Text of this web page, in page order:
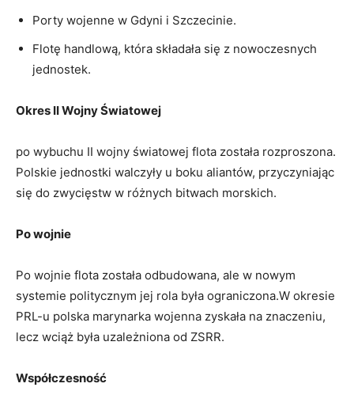
Porty wojenne w Gdyni i ⁤Szczecinie.
Flotę handlową, która składała się‍ z nowoczesnych
jednostek.
Okres II Wojny Światowej
po wybuchu ​II wojny światowej flota została rozproszona.
Polskie jednostki walczyły u boku aliantów, ‍przyczyniając
się do zwycięstw w różnych bitwach​ morskich.
Po wojnie
Po wojnie flota została odbudowana, ale ⁣w ⁣nowym ​
systemie ‌politycznym jej rola była ograniczona.W okresie
PRL-u polska marynarka wojenna zyskała na⁤ znaczeniu,‌
lecz wciąż była uzależniona od⁣ ZSRR.
Współczesność